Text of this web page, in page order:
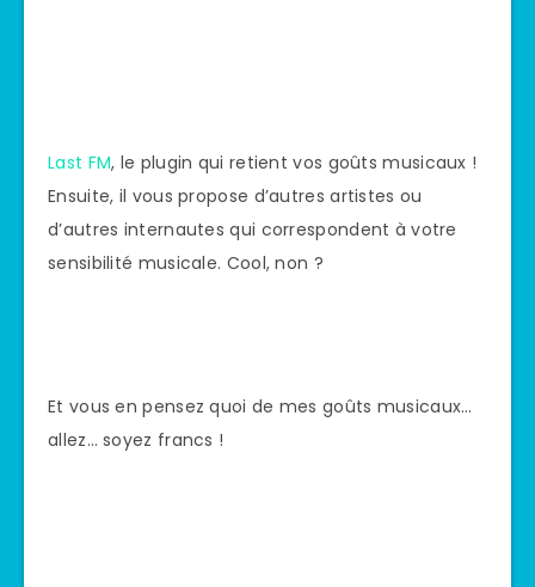
Last FM, le plugin qui retient vos goûts musicaux !
Ensuite, il vous propose d’autres artistes ou
d’autres internautes qui correspondent à votre
sensibilité musicale. Cool, non ?
Et vous en pensez quoi de mes goûts musicaux…
allez… soyez francs !